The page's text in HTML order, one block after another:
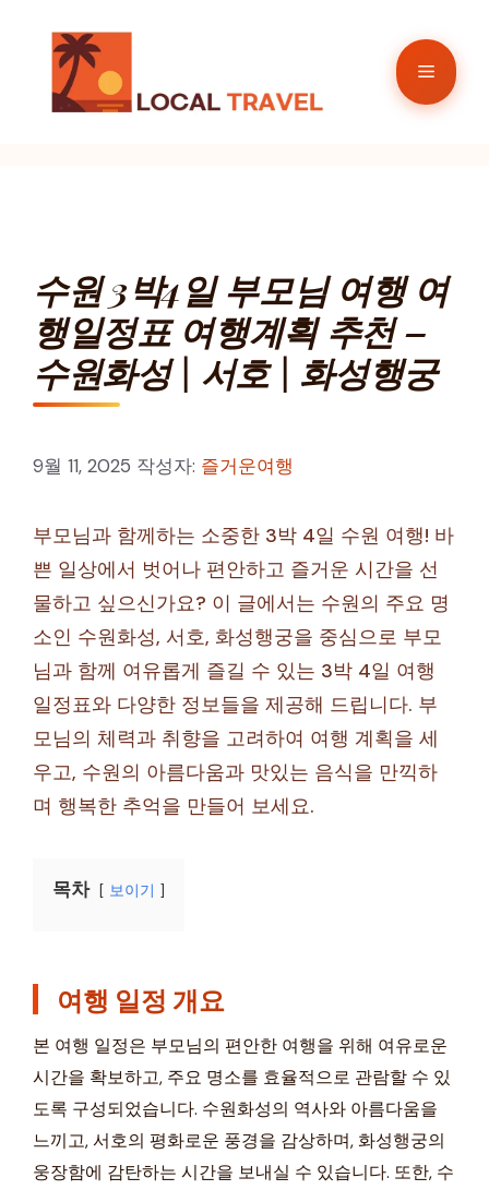
메
수원 3박4일 부모님 여행 여
행일정표 여행계획 추천 –
수원화성 | 서호 | 화성행궁
9월 11, 2025 작성자: 즐거운여행
부모님과 함께하는 소중한 3박 4일 수원 여행! 바
쁜 일상에서 벗어나 편안하고 즐거운 시간을 선
물하고 싶으신가요? 이 글에서는 수원의 주요 명
소인 수원화성, 서호, 화성행궁을 중심으로 부모
님과 함께 여유롭게 즐길 수 있는 3박 4일 여행
일정표와 다양한 정보들을 제공해 드립니다. 부
모님의 체력과 취향을 고려하여 여행 계획을 세
우고, 수원의 아름다움과 맛있는 음식을 만끽하
며 행복한 추억을 만들어 보세요.
목차 보이기
여행 일정 개요
본 여행 일정은 부모님의 편안한 여행을 위해 여유로운
시간을 확보하고, 주요 명소를 효율적으로 관람할 수 있
도록 구성되었습니다. 수원화성의 역사와 아름다움을
느끼고, 서호의 평화로운 풍경을 감상하며, 화성행궁의
웅장함에 감탄하는 시간을 보내실 수 있습니다. 또한, 수